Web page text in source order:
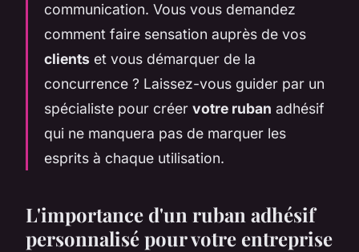
communication. Vous vous demandez
comment faire sensation auprès de vos
clients et vous démarquer de la
concurrence ? Laissez-vous guider par un
spécialiste pour créer votre ruban adhésif
qui ne manquera pas de marquer les
esprits à chaque utilisation.
L'importance d'un ruban adhésif
personnalisépourvotre entreprise